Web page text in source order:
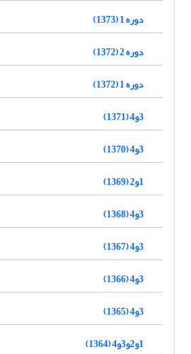
دوره 1 (1373)
دوره 2 (1372)
دوره 1 (1372)
3و4 (1371)
3و4 (1370)
1و2 (1369)
3و4 (1368)
3و4 (1367)
3و4 (1366)
3و4 (1365)
1و2و3و4 (1364)